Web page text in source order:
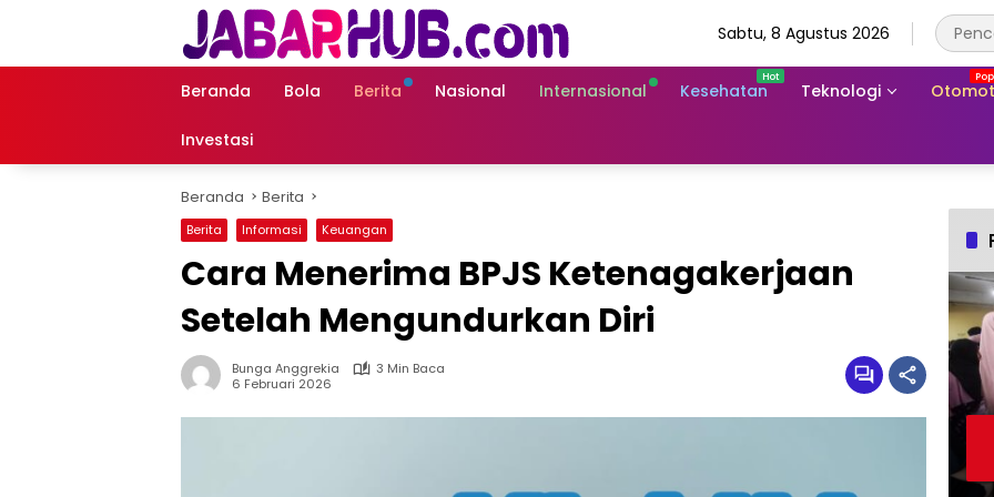
Sabtu, 8 Agustus 2026
Beranda Bola Berita Nasional Internasional Kesehatan Teknologi
Investasi
Beranda Berita
Berita Informasi Keuangan
Cara Menerima BPJS Ketenagakerjaan
Setelah Mengundurkan Diri
Bunga Anggrekia
3 Min Baca
6 Februari 2026